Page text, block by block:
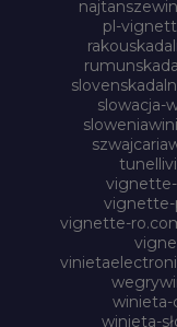
pl-
slowacja-
vignette-
vignette-
winieta-
winieta-